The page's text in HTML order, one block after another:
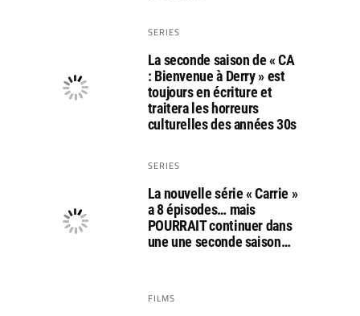
SERIES
La seconde saison de « CA
: Bienvenue à Derry » est
toujours en écriture et
traitera les horreurs
culturelles des années 30s
SERIES
La nouvelle série « Carrie »
a 8 épisodes… mais
POURRAIT continuer dans
une une seconde saison…
FILMS